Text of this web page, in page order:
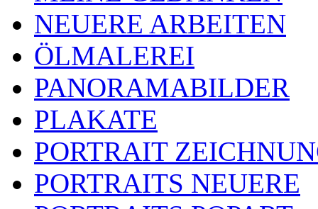
NEUERE ARBEITEN
ÖLMALEREI
PANORAMABILDER
PLAKATE
PORTRAIT
PORTRAITS NEUERE